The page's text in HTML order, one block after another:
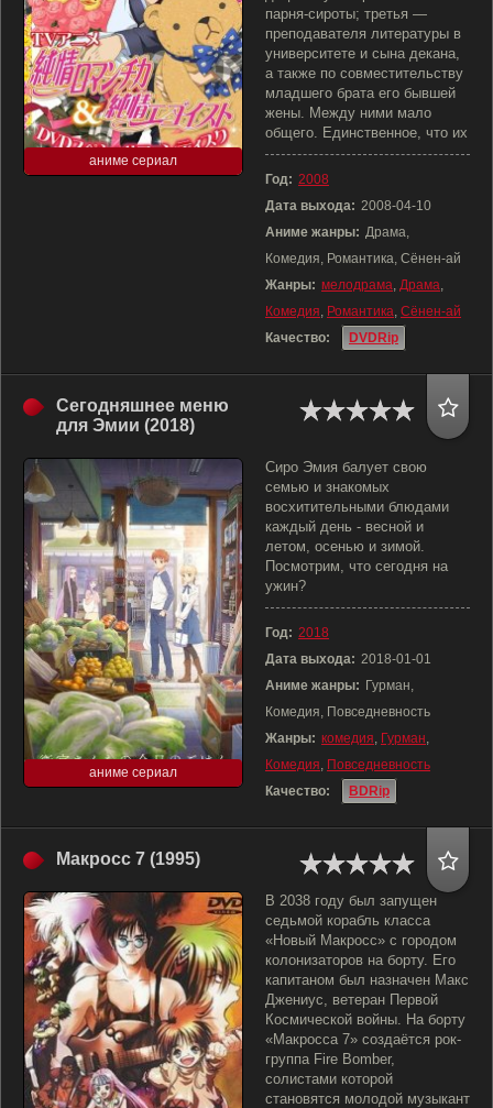
аниме сериал
парня-сироты; третья —
преподавателя литературы в
университете и сына декана,
а также по совместительству
младшего брата его бывшей
жены. Между ними мало
общего. Единственное, что их
Год: 2008
Дата выхода: 2008-04-10
Аниме жанры: Драма,
Комедия, Романтика, Сёнен-ай
Жанры: мелодрама, Драма,
Комедия, Романтика, Сёнен-ай
Качество:
DVDRip
Сегодняшнее меню
для Эмии (2018)
аниме сериал
Сиро Эмия балует свою
семью и знакомых
восхитительными блюдами
каждый день - весной и
летом, осенью и зимой.
Посмотрим, что сегодня на
ужин?
Год: 2018
Дата выхода: 2018-01-01
Аниме жанры: Гурман,
Комедия, Повседневность
Жанры: комедия, Гурман,
Комедия, Повседневность
Качество:
BDRip
Макросс 7 (1995)
В 2038 году был запущен
седьмой корабль класса
«Новый Макросс» с городом
колонизаторов на борту. Его
капитаном был назначен Макс
Джениус, ветеран Первой
Космической войны. На борту
«Макросса 7» создаётся рок-
группа Fire Bomber,
солистами которой
становятся молодой музыкант